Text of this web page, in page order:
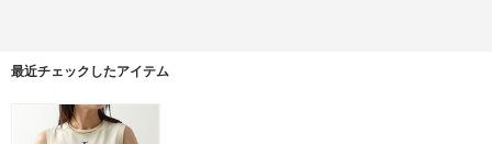
最近チェックしたアイテム